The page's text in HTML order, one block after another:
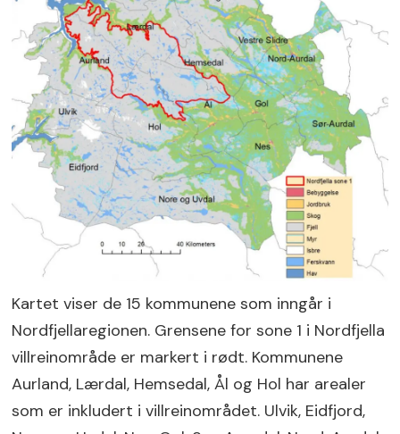
Kartet viser de 15 kommunene som inngår i
Nordfjellaregionen. Grensene for sone 1 i Nordfjella
villreinområde er markert i rødt. Kommunene
Aurland, Lærdal, Hemsedal, Ål og Hol har arealer
som er inkludert i villreinområdet. Ulvik, Eidfjord,